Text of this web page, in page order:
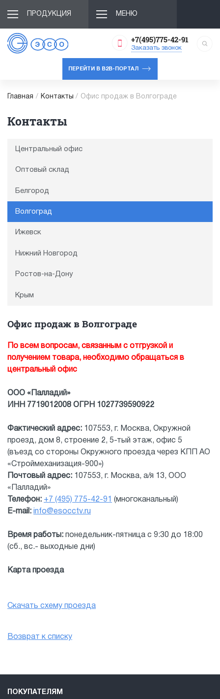
ПРОДУКЦИЯ МЕНЮ
+7(495)775-42-91
Заказать звонок
ПЕРЕЙТИ В B2B-ПОРТАЛ
Главная / Контакты / Офис продаж в Волгограде
Контакты
Центральный офис
Оптовый склад
Белгород
Волгоград
Ижевск
Нижний Новгород
Ростов-на-Дону
Крым
Офис продаж в Волгограде
По всем вопросам, связанным с отгрузкой и
получением товара, необходимо обращаться в
центральный офис
ООО «Палладий»
ИНН 7719012008 ОГРН 1027739590922
Фактический адрес: 107553, г. Москва, Окружной
проезд, дом 8, строение 2, 5-тый этаж, офис 5
(въезд со стороны Окружного проезда через КПП АО
«Строймеханизация-900»)
Почтовый адрес: 107553, г. Москва, а/я 13, ООО
«Палладий»
Телефон: +7 (495) 775-42-91 (многоканальный)
E-mail: info@esocctv.ru
Время работы: понедельник-пятница с 9:30 до 18:00
(сб., вс.- выходные дни)
Карта проезда
Скачать схему проезда
Возврат к списку
ПОКУПАТЕЛЯМ